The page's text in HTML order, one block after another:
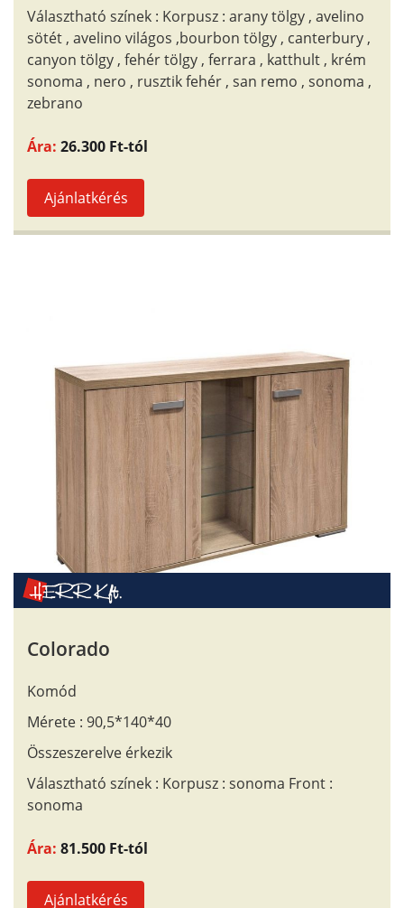
Választható színek : Korpusz : arany tölgy , avelino
sötét , avelino világos ,bourbon tölgy , canterbury ,
canyon tölgy , fehér tölgy , ferrara , katthult , krém
sonoma , nero , rusztik fehér , san remo , sonoma ,
zebrano
Ára: 26.300 Ft-tól
Ajánlatkérés
Colorado
Komód
Mérete : 90,5*140*40
Összeszerelve érkezik
Választható színek : Korpusz : sonoma Front :
sonoma
Ára: 81.500 Ft-tól
Ajánlatkérés